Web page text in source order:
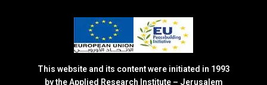
This website and its content were initiated in 1993
by the Applied Research Institute – Jerusalem